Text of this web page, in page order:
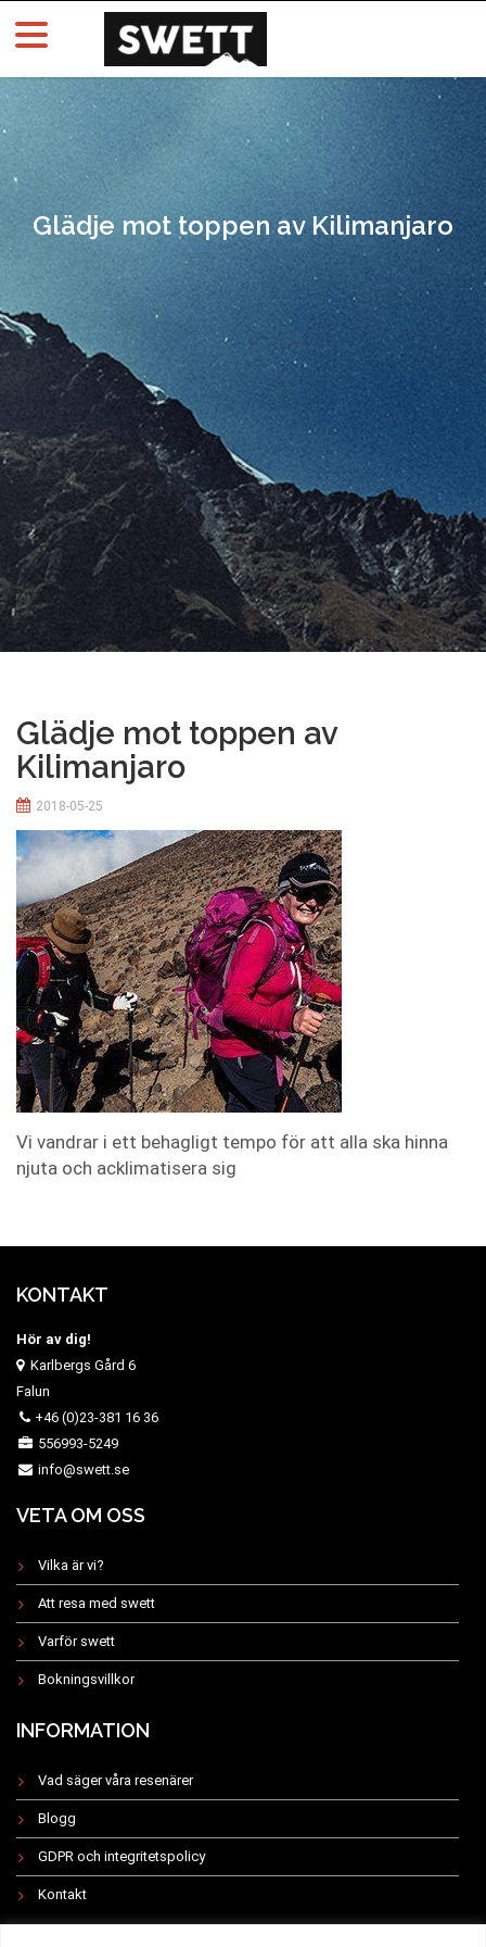
Glädje mot toppen av Kilimanjaro
Glädje mot toppen av
Kilimanjaro
2018-05-25
Vi vandrar i ett behagligt tempo för att alla ska hinna
njuta och acklimatisera sig
KONTAKT
Hör av dig!
Karlbergs Gård 6
Falun
+46 (0)23-381 16 36
556993-5249
info@swett.se
VETA OM OSS
Vilka är vi?
Att resa med swett
Varför swett
Bokningsvillkor
INFORMATION
Vad säger våra resenärer
Blogg
GDPR och integritetspolicy
Kontakt